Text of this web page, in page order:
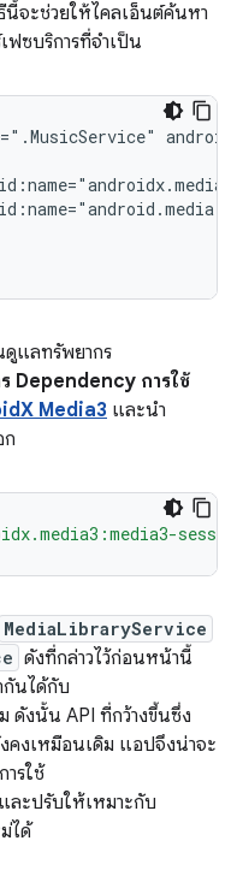
จะช่วยให้ไคลเอ็นต์ค้นหา
ฟซบริการที่จำเป็น
แลทรัพยากร
Dependency การใช้
Media3 และนำ
ก
MediaLibraryService
ดังที่กล่าวไว้ก่อนหน้านี้
กันได้กับ
ดังนั้น API ที่กว้างขึ้นซึ่ง
คงเหมือนเดิม แอปจึงน่าจะ
รใช้
ละปรับให้เหมาะกับ
ได้